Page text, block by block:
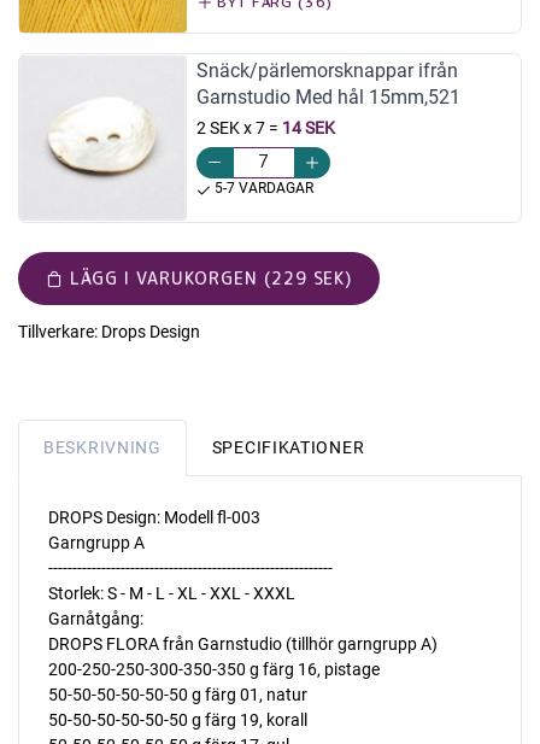
Snäck/pärlemorsknappar ifrån
Garnstudio Med hål 15mm,521
2 SEK x 7= 14 SEK
5-7 VARDAGAR
LÄGG I VARUKORGEN (229 SEK)
Tillverkare: Drops Design
BESKRIVNING SPECIFIKATIONER
DROPS Design: Modell fl-003
Garngrupp A
-----------------------------------------------------------
Storlek: S - M - L - XL - XXL - XXXL
Garnåtgång:
DROPS FLORA från Garnstudio (tillhör garngrupp A)
200-250-250-300-350-350 g färg 16, pistage
50-50-50-50-50-50 g färg 01, natur
50-50-50-50-50-50 g färg 19, korall